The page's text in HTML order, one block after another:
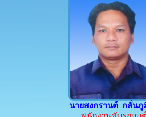
นายสงกรานต์ กลั่นภู